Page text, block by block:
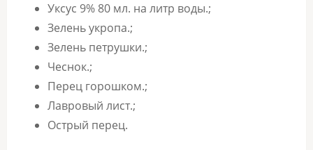
Уксус 9% 80 мл. на литр воды.;
Зелень укропа.;
Зелень петрушки.;
Чеснок.;
Перец горошком.;
Лавровый лист.;
Острый перец.